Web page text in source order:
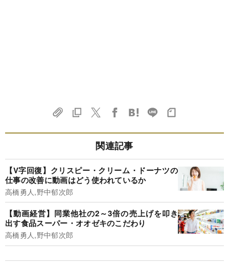
関連記事
【V字回復】クリスピー・クリーム・ドーナツの
仕事の改善に動画はどう使われているか
高橋勇人,野中郁次郎
【動画経営】同業他社の2～3倍の売上げを叩き
出す食品スーパー・オオゼキのこだわり
高橋勇人,野中郁次郎